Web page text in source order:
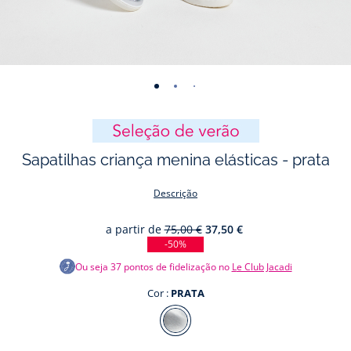
-
01 02 03 04 05
Sapatilhas criança menina elásticas - prata
Descrição
a partir de 75,00 € 37,50 €
-50%
Ou seja 37pontos de fidelização no Le Club Jacadi
Cor : PRATA
Cor
PRATA